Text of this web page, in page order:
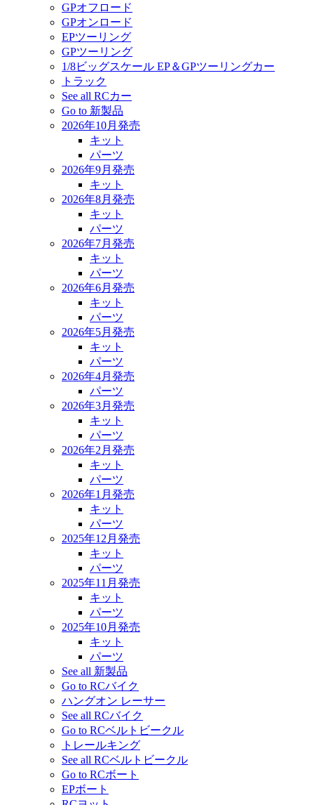
GPオフロード
GPオンロード
EPツーリング
GPツーリング
1/8ビッグスケール EP＆GPツーリングカー
トラック
See all RCカー
Go to 新製品
2026年10月発売
キット
パーツ
2026年9月発売
キット
2026年8月発売
キット
パーツ
2026年7月発売
キット
パーツ
2026年6月発売
キット
パーツ
2026年5月発売
キット
パーツ
2026年4月発売
パーツ
2026年3月発売
キット
パーツ
2026年2月発売
キット
パーツ
2026年1月発売
キット
パーツ
2025年12月発売
キット
パーツ
2025年11月発売
キット
パーツ
2025年10月発売
キット
パーツ
See all 新製品
Go to RCバイク
ハングオン レーサー
See all RCバイク
Go to RCベルトビークル
トレールキング
See all RCベルトビークル
Go to RCボート
EPボート